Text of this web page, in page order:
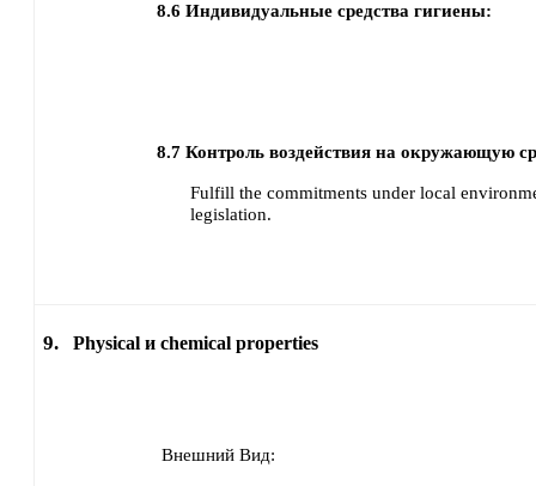
8.6 Индивидуальные средства гигиены:
8.7 Контроль воздействия на окружающую
Fulfill the commitments under local
legislation.
9. Physical и chemical properties
Внешний Вид: